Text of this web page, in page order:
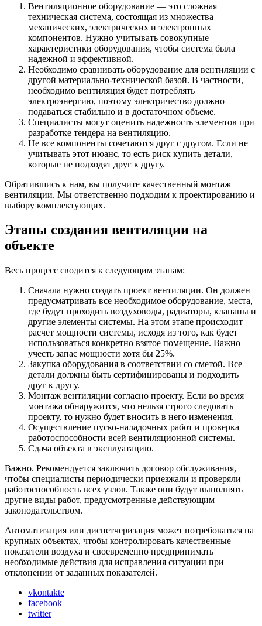
Вентиляционное оборудование — это сложная
техническая система, состоящая из множества
механических, электрических и электронных
компонентов. Нужно учитывать совокупные
характеристики оборудования, чтобы система была
надежной и эффективной.
Необходимо сравнивать оборудование для вентиляции с
другой материально-технической базой. В частности,
необходимо вентиляция будет потреблять
электроэнергию, поэтому электричество должно
подаваться стабильно и в достаточном объеме.
Специалисты могут оценить надежность элементов при
разработке тендера на вентиляцию.
Не все компоненты сочетаются друг с другом. Если не
учитывать этот нюанс, то есть риск купить детали,
которые не подходят друг к другу.
Обратившись к нам, вы получите качественный монтаж
вентиляции. Мы ответственно подходим к проектированию и
выбору комплектующих.
Этапы создания вентиляции на
объекте
Весь процесс сводится к следующим этапам:
Сначала нужно создать проект вентиляции. Он должен
предусматривать все необходимое оборудование, места,
где будут проходить воздуховоды, радиаторы, клапаны и
другие элементы системы. На этом этапе происходит
расчет мощности системы, исходя из того, как будет
использоваться конкретно взятое помещение. Важно
учесть запас мощности хотя бы 25%.
Закупка оборудования в соответствии со сметой. Все
детали должны быть сертифицированы и подходить
друг к другу.
Монтаж вентиляции согласно проекту. Если во время
монтажа обнаружится, что нельзя строго следовать
проекту, то нужно будет вносить в него изменения.
Осуществление пуско-наладочных работ и проверка
работоспособности всей вентиляционной системы.
Сдача объекта в эксплуатацию.
Важно. Рекомендуется заключить договор обслуживания,
чтобы специалисты периодически приезжали и проверяли
работоспособность всех узлов. Также они будут выполнять
другие виды работ, предусмотренные действующим
законодательством.
Автоматизация или диспетчеризация может потребоваться на
крупных объектах, чтобы контролировать качественные
показатели воздуха и своевременно предпринимать
необходимые действия для исправления ситуации при
отклонении от заданных показателей.
vkontakte
facebook
twitter